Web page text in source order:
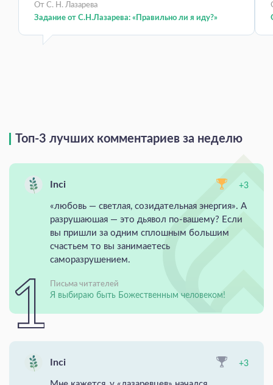
От С. Н. Лазарева
Задание от С.Н.Лазарева: «Правильно ли я иду?»
Топ-3 лучших комментариев за неделю
Inci +3
«любовь — светлая, созидательная энергия». А
разрушаюшая — это дьявол по-вашему? Если
вы пришли за одним сплошным большим
счастьем то вы занимаетесь
саморазрушением.
Письма читателей
Я выбираю быть Божественным человеком!
Inci +3